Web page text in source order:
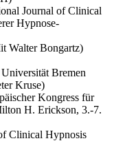
Journal of Clinical
Hypnose-
Walter Bongartz)
Bremen
Kruse)
Kongress für
H. Erickson, 3.-7.
Clinical Hypnosis